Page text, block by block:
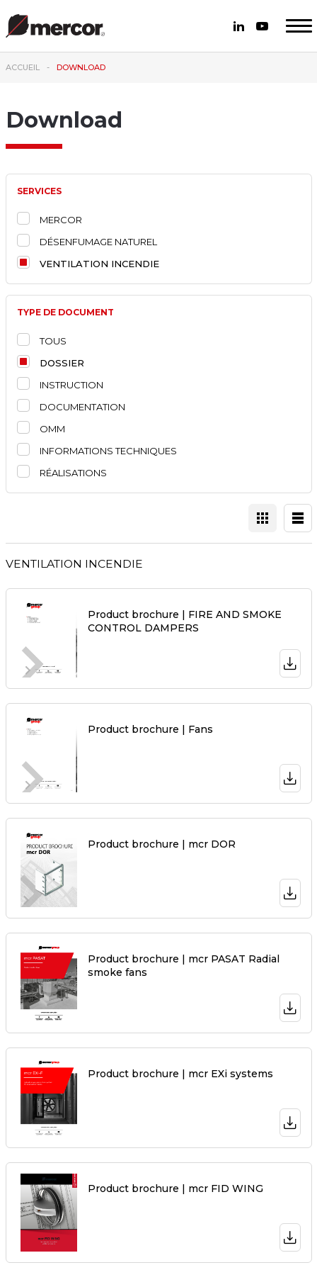
ACCUEIL DOWNLOAD
Download
SERVICES
MERCOR
DÉSENFUMAGE NATUREL
VENTILATION INCENDIE
TYPE DE DOCUMENT
TOUS
DOSSIER
INSTRUCTION
DOCUMENTATION
OMM
INFORMATIONS TECHNIQUES
RÉALISATIONS
VENTILATION INCENDIE
Product brochure | FIRE AND SMOKE
CONTROL DAMPERS
Product brochure | Fans
Product brochure | mcr DOR
Product brochure | mcr PASAT Radial
smoke fans
Product brochure | mcr EXi systems
Product brochure | mcr FID WING